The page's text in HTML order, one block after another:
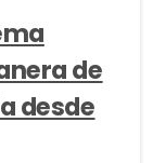
de
desde